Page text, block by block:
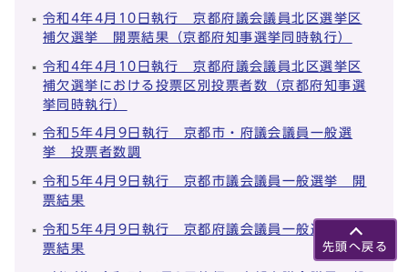
令和4年4月10日執行 京都府議会議員北区選挙区
補欠選挙 開票結果（京都府知事選挙同時執行）
令和4年4月10日執行 京都府議会議員北区選挙区
補欠選挙における投票区別投票者数（京都府知事選
挙同時執行）
令和5年4月9日執行 京都市・府議会議員一般選
挙 投票者数調
令和5年4月9日執行 京都市議会議員一般選挙 開
票結果
令和5年4月9日執行 京都府議会議員一般選挙 開
票結果
先頭へ戻る